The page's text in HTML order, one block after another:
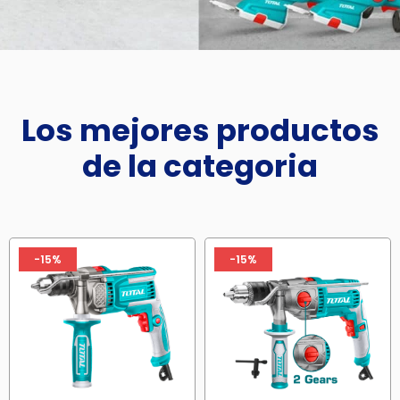
Los mejores productos
de la categoria
-15% -15%